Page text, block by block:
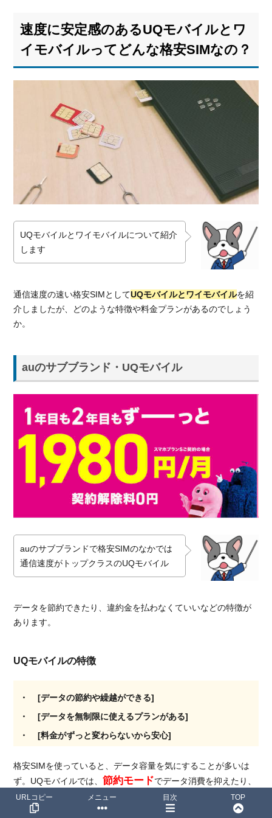
速度に安定感のあるUQモバイルとワ
イモバイルってどんな格安SIMなの？
UQモバイルとワイモバイルについて紹介
します
通信速度の速い格安SIMとしてUQモバイルとワイモバイルを紹
介しましたが、どのような特徴や料金プランがあるのでしょう
か。
auのサブブランド・UQモバイル
auのサブブランドで格安SIMのなかでは
通信速度がトップクラスのUQモバイル
データを節約できたり、違約金を払わなくていいなどの特徴が
あります。
UQモバイルの特徴
[データの節約や繰越ができる]
[データを無制限に使えるプランがある]
[料金がずっと変わらないから安心]
格安SIMを使っていると、データ容量を気にすることが多いは
ず。UQモバイルでは、節約モードでデータ消費を抑えたり、
余ったデータを翌月に繰り越すことができるのでデータ容量の
心配がなくなります。
URLコピー メニュー 目次 TOP